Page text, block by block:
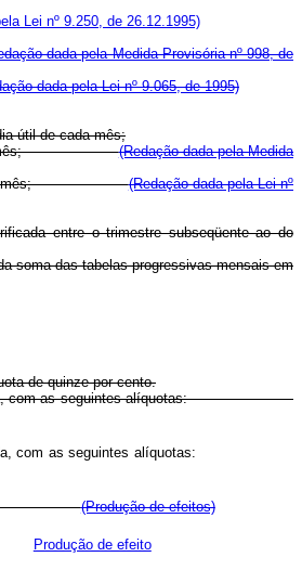
Lei nº 9.250, de 26.12.1995)
dada pela Medida Provisória nº 998, de
dada pela Lei nº 9.065, de 1995)
útil de cada mês;
de cada mês;(Redação dada pela Medida
útil de cada mês;(Redação dada pela Lei nº
entre o trimestre subseqüente ao do
soma das tabelas progressivas mensais em
de quinze por cento.
a renda, com as seguintes alíquotas:
a renda, com as seguintes alíquotas:
(Produção de efeitos)
Produção de efeito